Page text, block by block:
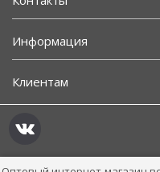
Информация
Клиентам